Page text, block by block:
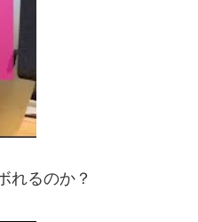
れるのか？